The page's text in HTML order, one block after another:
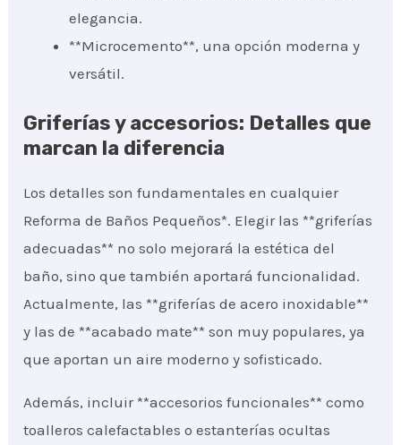
elegancia.
**Microcemento**, una opción moderna y
versátil.
Griferías y accesorios: Detalles que
marcan la diferencia
Los detalles son fundamentales en cualquier
Reforma de Baños Pequeños*. Elegir las **griferías
adecuadas** no solo mejorará la estética del
baño, sino que también aportará funcionalidad.
Actualmente, las **griferías de acero inoxidable**
y las de **acabado mate** son muy populares, ya
que aportan un aire moderno y sofisticado.
Además, incluir **accesorios funcionales** como
toalleros calefactables o estanterías ocultas